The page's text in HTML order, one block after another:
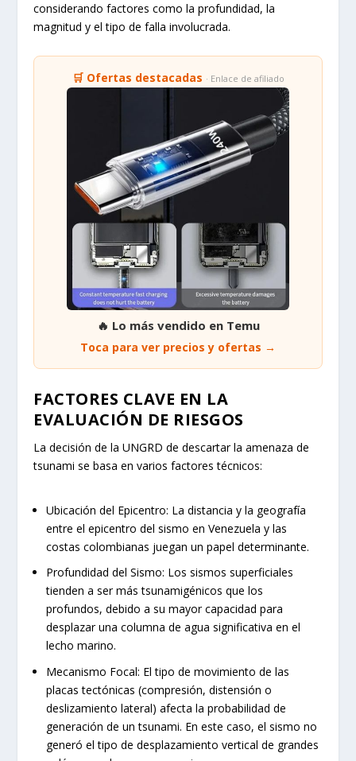
considerando factores como la profundidad, la
magnitud y el tipo de falla involucrada.
🛒 Ofertas destacadas · Enlace de afiliado
🔥 Lo más vendido en Temu
Toca para ver precios y ofertas →
FACTORES CLAVE EN LA
EVALUACIÓN DE RIESGOS
La decisión de la UNGRD de descartar la amenaza de
tsunami se basa en varios factores técnicos:
Ubicación del Epicentro: La distancia y la geografía
entre el epicentro del sismo en Venezuela y las
costas colombianas juegan un papel determinante.
Profundidad del Sismo: Los sismos superficiales
tienden a ser más tsunamigénicos que los
profundos, debido a su mayor capacidad para
desplazar una columna de agua significativa en el
lecho marino.
Mecanismo Focal: El tipo de movimiento de las
placas tectónicas (compresión, distensión o
deslizamiento lateral) afecta la probabilidad de
generación de un tsunami. En este caso, el sismo no
generó el tipo de desplazamiento vertical de grandes